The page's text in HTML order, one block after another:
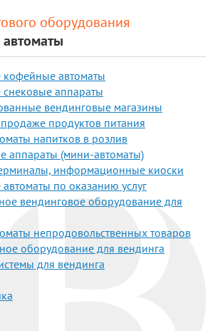
оборудования
кофейные автоматы
аппараты
вендинговые магазины
продуктов питания
напитков в розлив
аппараты (мини-автоматы)
информационные киоски
по оказанию услуг
вендинговое оборудование для
непродовольственных товаров
оборудование для вендинга
для вендинга